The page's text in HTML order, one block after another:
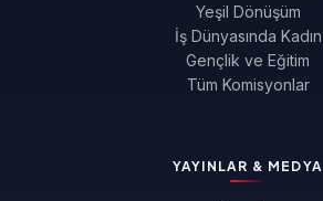
Yeşil Dönüşüm
İş Dünyasında Kadın
Gençlik ve Eğitim
Tüm Komisyonlar
YAYINLAR & MEDYA